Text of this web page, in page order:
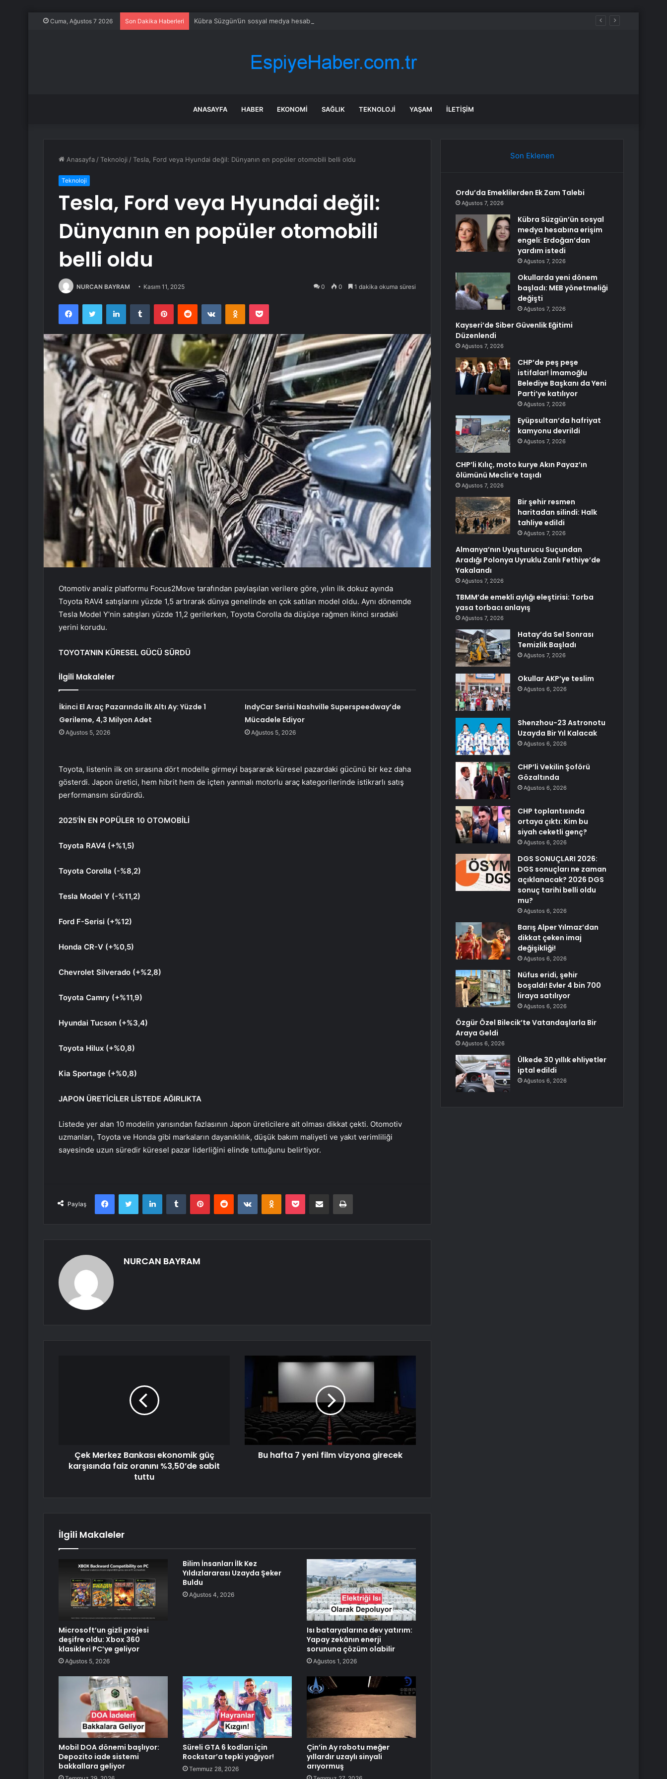
Cuma, Ağustos 7 2026 Son Dakika Haberleri Kübra Süzgün’ün sosyal medya hesabına erişim engeli: Erdoğan’dan yardım istedi
ANASAYFA HABER EKONOMI SAĞLIK TEKNOLOJI YAŞAM İLETIŞIM
Anasayfa /Teknoloji /Tesla, Ford veya Hyundai değil: Dünyanın en popüler otomobili belli oldu
Teknoloji
Tesla, Ford veya Hyundai değil:
Dünyanın en popüler otomobili
belli oldu
NURCAN BAYRAM Kasım 11, 2025 0 0 1 dakika okuma süresi
FacebookTwitter LinkedInTumblr PinterestReddit VKontakteOdnoklassniki
Pocket
Otomotiv analiz platformu Focus2Move tarafından paylaşılan verilere göre, yılın ilk dokuz ayında
Toyota RAV4 satışlarını yüzde 1,5 artırarak dünya genelinde en çok satılan model oldu. Aynı dönemde
Tesla Model Y’nin satışları yüzde 11,2 gerilerken, Toyota Corolla da düşüşe rağmen ikinci sıradaki
yerini korudu.
TOYOTA’NIN KÜRESEL GÜCÜ SÜRDÜ
İlgili Makaleler
İkinci El Araç Pazarında İlk Altı Ay: Yüzde 1
Gerileme, 4,3 Milyon Adet
Ağustos 5, 2026
IndyCar Serisi Nashville Superspeedway’de
Mücadele Ediyor
Ağustos 5, 2026
Toyota, listenin ilk on sırasına dört modelle girmeyi başararak küresel pazardaki gücünü bir kez daha
gösterdi. Japon üretici, hem hibrit hem de içten yanmalı motorlu araç kategorilerinde istikrarlı satış
performansını sürdürdü.
2025’İN EN POPÜLER 10 OTOMOBİLİ
Toyota RAV4 (+%1,5)
Toyota Corolla (-%8,2)
Tesla Model Y (-%11,2)
Ford F-Serisi (+%12)
Honda CR-V (+%0,5)
Chevrolet Silverado (+%2,8)
Toyota Camry (+%11,9)
Hyundai Tucson (+%3,4)
Toyota Hilux (+%0,8)
Kia Sportage (+%0,8)
JAPON ÜRETİCİLER LİSTEDE AĞIRLIKTA
Listede yer alan 10 modelin yarısından fazlasının Japon üreticilere ait olması dikkat çekti. Otomotiv
uzmanları, Toyota ve Honda gibi markaların dayanıklılık, düşük bakım maliyeti ve yakıt verimliliği
sayesinde uzun süredir küresel pazar liderliğini elinde tuttuğunu belirtiyor.
Paylaş
FacebookTwitter LinkedInTumblr PinterestReddit VKontakteOdnoklassniki
Pocket E-Posta ile paylaş Yazdır
NURCAN BAYRAM
Çek Merkez Bankası ekonomik güç
karşısında faiz oranını %3,50’de sabit
tuttu
Bu hafta 7 yeni film vizyona girecek
İlgili Makaleler
Microsoft’un gizli projesi
deşifre oldu: Xbox 360
klasikleri PC’ye geliyor
Ağustos 5, 2026
Bilim İnsanları İlk Kez
Yıldızlararası Uzayda Şeker
Buldu
Ağustos 4, 2026
Isı bataryalarına dev yatırım:
Yapay zekânın enerji
sorununa çözüm olabilir
Ağustos 1, 2026
Mobil DOA dönemi başlıyor:
Depozito iade sistemi
bakkallara geliyor
Süreli GTA 6 kodları için
Rockstar’a tepki yağıyor!
Temmuz 28, 2026
Çin’in Ay robotu meğer
yıllardır uzaylı sinyali
arıyormuş
Son Eklenen
Ordu’da Emeklilerden Ek Zam Talebi
Ağustos 7, 2026
Kübra Süzgün’ün sosyal
medya hesabına erişim
engeli: Erdoğan’dan
yardım istedi
Ağustos 7, 2026
Okullarda yeni dönem
başladı: MEB yönetmeliği
değişti
Ağustos 7, 2026
Kayseri’de Siber Güvenlik Eğitimi
Düzenlendi
Ağustos 7, 2026
CHP’de peş peşe
istifalar! İmamoğlu
Belediye Başkanı da Yeni
Parti’ye katılıyor
Ağustos 7, 2026
Eyüpsultan’da hafriyat
kamyonu devrildi
Ağustos 7, 2026
CHP’li Kılıç, moto kurye Akın Payaz’ın
ölümünü Meclis’e taşıdı
Ağustos 7, 2026
Bir şehir resmen
haritadan silindi: Halk
tahliye edildi
Ağustos 7, 2026
Almanya’nın Uyuşturucu Suçundan
Aradığı Polonya Uyruklu Zanlı Fethiye’de
Yakalandı
Ağustos 7, 2026
TBMM’de emekli aylığı eleştirisi: Torba
yasa torbacı anlayış
Ağustos 7, 2026
Hatay’da Sel Sonrası
Temizlik Başladı
Ağustos 7, 2026
Okullar AKP’ye teslim
Ağustos 6, 2026
Shenzhou-23 Astronotu
Uzayda Bir Yıl Kalacak
Ağustos 6, 2026
CHP’li Vekilin Şoförü
Gözaltında
Ağustos 6, 2026
CHP toplantısında
ortaya çıktı: Kim bu
siyah ceketli genç?
Ağustos 6, 2026
DGS SONUÇLARI 2026:
DGS sonuçları ne zaman
açıklanacak? 2026 DGS
sonuç tarihi belli oldu
mu?
Ağustos 6, 2026
Barış Alper Yılmaz’dan
dikkat çeken imaj
değişikliği!
Ağustos 6, 2026
Nüfus eridi, şehir
boşaldı! Evler 4 bin 700
liraya satılıyor
Ağustos 6, 2026
Özgür Özel Bilecik’te Vatandaşlarla Bir
Araya Geldi
Ağustos 6, 2026
Ülkede 30 yıllık ehliyetler
iptal edildi
Ağustos 6, 2026